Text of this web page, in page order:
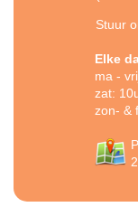
Stuur
Elke
ma -
zat:
zon- &